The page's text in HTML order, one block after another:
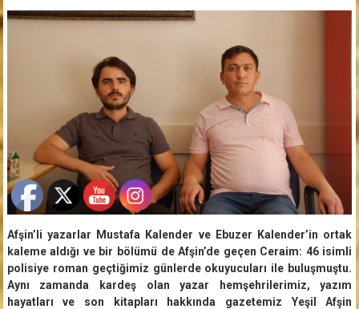
Afşin’li yazarlar Mustafa Kalender ve Ebuzer Kalender’in ortak
kaleme aldığı ve bir bölümü de Afşin’de geçen Ceraim: 46 isimli
polisiye roman geçtiğimiz günlerde okuyucuları ile buluşmuştu.
Aynı zamanda kardeş olan yazar hemşehrilerimiz, yazım
hayatları ve son kitapları hakkında gazetemiz Yeşil Afşin